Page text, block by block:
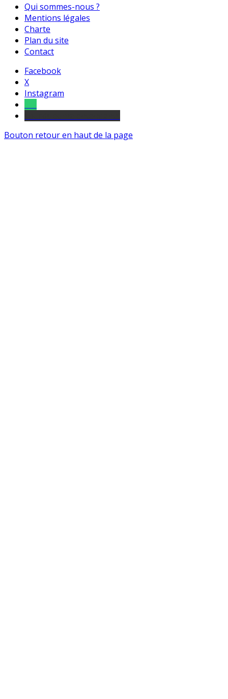
Qui sommes-nous ?
Mentions légales
Charte
Plan du site
Contact
Facebook
X
Instagram
Bouton retour en haut de la page